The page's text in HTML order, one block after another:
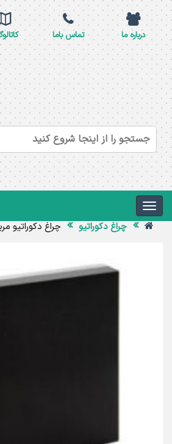
درباره ما تماس باما
چراغ دکوراتیو چراغ دکوراتیو